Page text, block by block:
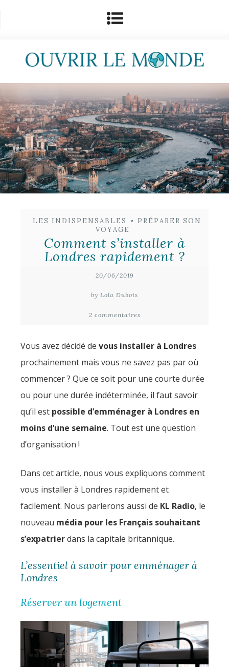
LES INDISPENSABLES •
PRÉPARER SON
VOYAGE
Comment s’installer à
Londres rapidement ?
20/06/2019
by Lola Dubois
2 commentaires
Vous avez décidé de vous installer à Londres
prochainement mais vous ne savez pas par où
commencer ? Que ce soit pour une courte durée
ou pour une durée indéterminée, il faut savoir
qu’il est possible d’emménager à Londres en
moins d’une semaine. Tout est une question
d’organisation !
Dans cet article, nous vous expliquons comment
vous installer à Londres rapidement et
facilement. Nous parlerons aussi de KL Radio, le
nouveau média pour les Français souhaitant
s’expatrierdans la capitale britannique.
L’essentiel à savoir pour emménager à
Londres
Réserver un logement